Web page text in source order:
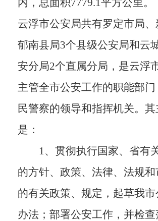
内，总面积7779.1平方公里。
云浮市公安局共有罗定市局、
郁南县局3个县级公安局和云
安分局2个直属分局， 是云浮
主管全市公安工作的职能部门
民警察的领导和指挥机关。
是：
1、贯彻执行国家、省有
的方针、政策、法律、法规
的有关政策、规定，起草我市
办法；部署公安工作，并检查